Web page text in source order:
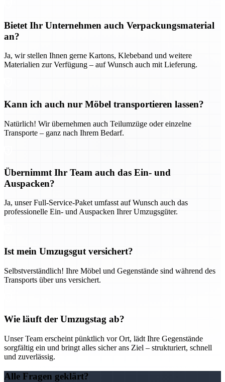
Bietet Ihr Unternehmen auch Verpackungsmaterial
an?
Ja, wir stellen Ihnen gerne Kartons, Klebeband und weitere
Materialien zur Verfügung – auf Wunsch auch mit Lieferung.
Kann ich auch nur Möbel transportieren lassen?
Natürlich! Wir übernehmen auch Teilumzüge oder einzelne
Transporte – ganz nach Ihrem Bedarf.
Übernimmt Ihr Team auch das Ein- und
Auspacken?
Ja, unser Full-Service-Paket umfasst auf Wunsch auch das
professionelle Ein- und Auspacken Ihrer Umzugsgüter.
Ist mein Umzugsgut versichert?
Selbstverständlich! Ihre Möbel und Gegenstände sind während des
Transports über uns versichert.
Wie läuft der Umzugstag ab?
Unser Team erscheint pünktlich vor Ort, lädt Ihre Gegenstände
sorgfältig ein und bringt alles sicher ans Ziel – strukturiert, schnell
und zuverlässig.
Alle Fragen geklärt?